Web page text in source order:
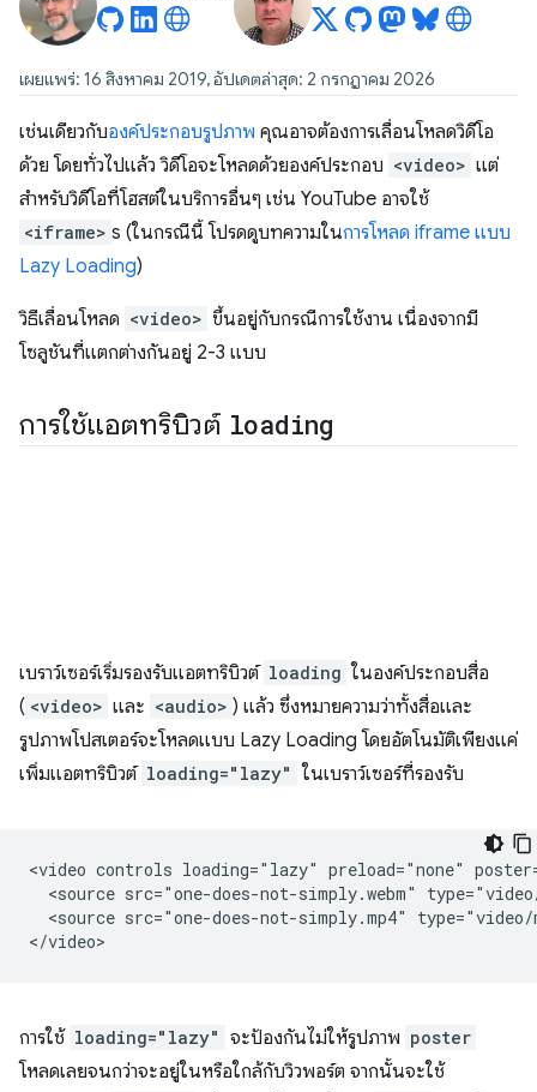
เผยแพร่: 16 สิงหาคม 2019, อัปเดตล่าสุด: 2 กรกฎาคม 2026
เช่นเดียวกับองค์ประกอบรูปภาพ คุณอาจต้องการเลื่อนโหลดวิดีโอ
ด้วย โดยทั่วไปแล้ว วิดีโอจะโหลดด้วยองค์ประกอบ <video> แต่
สำหรับวิดีโอที่โฮสต์ในบริการอื่นๆ เช่น YouTube อาจใช้
<iframe> s (ในกรณีนี้ โปรดดูบทความในการโหลด iframe แบบ
Lazy Loading)
วิธีเลื่อนโหลด <video> ขึ้นอยู่กับกรณีการใช้งาน เนื่องจากมี
โซลูชันที่แตกต่างกันอยู่ 2-3 แบบ
การใช้แอตทริบิวต์ loading
เบราว์เซอร์เริ่มรองรับแอตทริบิวต์ loading ในองค์ประกอบสื่อ
( <video> และ <audio> ) แล้ว ซึ่งหมายความว่าทั้งสื่อและ
รูปภาพโปสเตอร์จะโหลดแบบ Lazy Loading โดยอัตโนมัติเพียงแค่
เพิ่มแอตทริบิวต์ loading="lazy" ในเบราว์เซอร์ที่รองรับ
<video controls loading="lazy" preload="none"
<source src="one-does-not-simply.webm"
<source src="one-does-not-simply.mp4"
การใช้ loading="lazy" จะป้องกันไม่ให้รูปภาพ poster
โหลดเลยจนกว่าจะอยู่ในหรือใกล้กับวิวพอร์ต จากนั้นจะใช้